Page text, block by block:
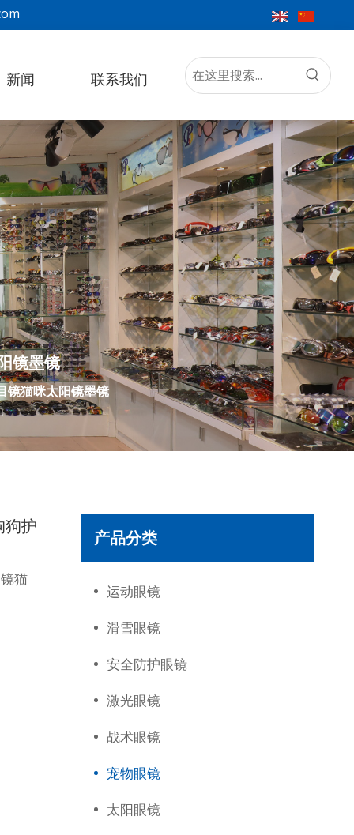
新闻 联系我们
镜墨镜
镜猫咪太阳镜墨镜
狗护
猫
产品分类
运动眼镜
滑雪眼镜
安全防护眼镜
激光眼镜
战术眼镜
宠物眼镜
太阳眼镜